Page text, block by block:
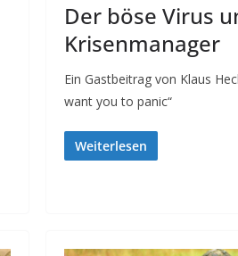
Der böse Virus
Krisenmanager
Ein Gastbeitrag von Klaus
want you to panic“
Weiterlesen